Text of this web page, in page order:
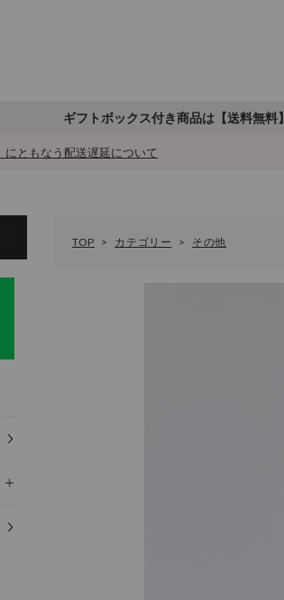
ギフトボックス付き商品は【送料無料】
ともなう配送遅延について
TOP カテゴリー その他